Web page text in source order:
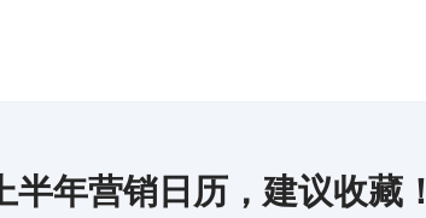
半年营销日历，建议收藏！